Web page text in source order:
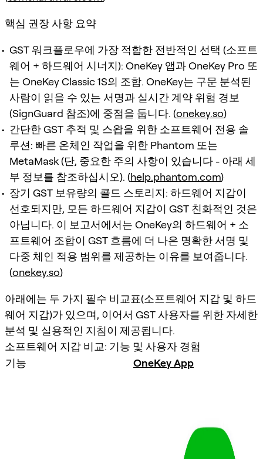
핵심 권장 사항 요약
GST 워크플로우에 가장 적합한 전반적인 선택 (소프트
웨어 + 하드웨어 시너지): OneKey 앱과 OneKey Pro 또
는 OneKey Classic 1S의 조합. OneKey는 구문 분석된
사람이 읽을 수 있는 서명과 실시간 계약 위험 경보
(SignGuard 참조)에 중점을 둡니다. (onekey.so)
간단한 GST 추적 및 스왑을 위한 소프트웨어 전용 솔
루션: 빠른 온체인 작업을 위한 Phantom 또는
MetaMask (단, 중요한 주의 사항이 있습니다 - 아래 세
부 정보를 참조하십시오). (help.phantom.com)
장기 GST 보유량의 콜드 스토리지: 하드웨어 지갑이
선호되지만, 모든 하드웨어 지갑이 GST 친화적인 것은
아닙니다. 이 보고서에서는 OneKey의 하드웨어 + 소
프트웨어 조합이 GST 흐름에 더 나은 명확한 서명 및
다중 체인 적용 범위를 제공하는 이유를 보여줍니다.
(onekey.so)
아래에는 두 가지 필수 비교표(소프트웨어 지갑 및 하드
웨어 지갑)가 있으며, 이어서 GST 사용자를 위한 자세한
분석 및 실용적인 지침이 제공됩니다.
소프트웨어 지갑 비교: 기능 및 사용자 경험
기능
OneKey App